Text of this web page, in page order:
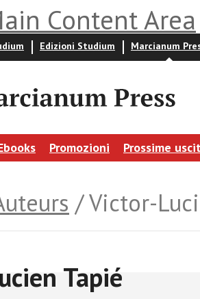
Content Area
Edizioni Studium Marcianum
Promozioni Prossime
/ Victor-
Tapié